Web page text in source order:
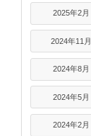
2025年2月
2024年11月
2024年8月
2024年5月
2024年2月